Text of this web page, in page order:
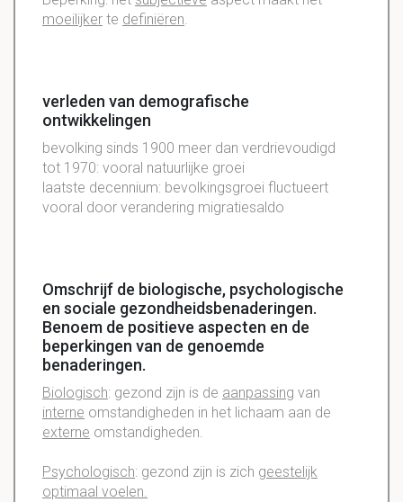
moeilijker te definiëren.
verleden van demografische
ontwikkelingen
bevolking sinds 1900 meer dan verdrievoudigd
tot 1970: vooral natuurlijke groei
laatste decennium: bevolkingsgroei fluctueert
vooral door verandering migratiesaldo
Omschrijf de biologische, psychologische
en sociale gezondheidsbenaderingen.
Benoem de positieve aspecten en de
beperkingen van de genoemde
benaderingen.
Biologisch: gezond zijn is de aanpassing van
interne omstandigheden in het lichaam aan de
externe omstandigheden.
Psychologisch: gezond zijn is zich geestelijk
optimaal voelen.